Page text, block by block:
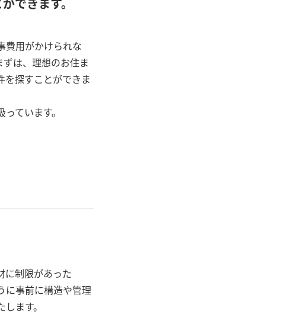
できます。
費用がかけられな
は、理想のお住ま
を探すことができま
ています。
に制限があった
に事前に構造や管理
ます。